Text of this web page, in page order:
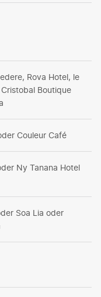
Rova Hotel, le
Boutique
Couleur Café
Ny Tanana Hotel
Soa Lia oder